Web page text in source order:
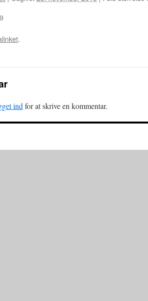
.
ind for at skrive en kommentar.